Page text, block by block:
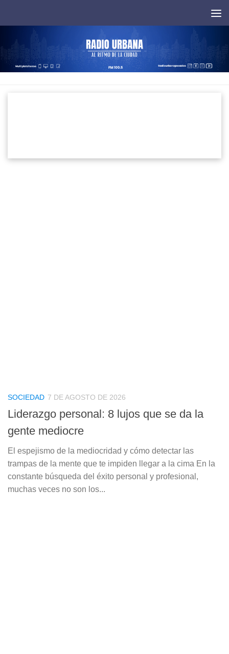
SOCIEDAD 7 DE AGOSTO DE 2026
Liderazgo personal: 8 lujos que se da la
gente mediocre
El espejismo de la mediocridad y cómo detectar las
trampas de la mente que te impiden llegar a la cima En la
constante búsqueda del éxito personal y profesional,
muchas veces no son los...